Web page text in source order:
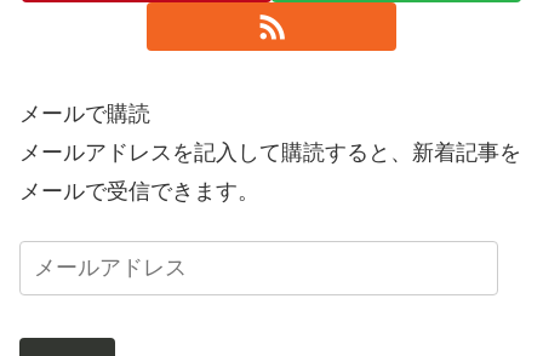
メールで購読
メールアドレスを記入して購読すると、新着記事を
メールで受信できます。